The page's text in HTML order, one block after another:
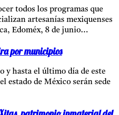
todos los programas que
artesanías mexiquenses
Edoméx, 8 de junio...
por municipios
y hasta el último día de este
estado de México serán sede